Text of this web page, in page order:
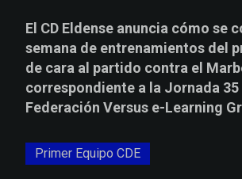
El CD Eldense anuncia cómo se
semana de entrenamientos del
de cara al partido contra el
correspondiente a la Jornada 35
Federación Versus e-Learning
Primer Equipo CDE